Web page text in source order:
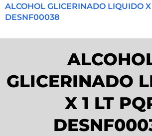
ALCOHOL GLICERINADO LIQUIDO X
DESNF00038
GLICERINADO
X 1 LT